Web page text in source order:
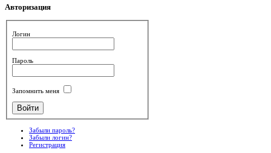
Авторизация
Логин
Пароль
Запомнить меня
Забыли пароль?
Забыли логин?
Регистрация